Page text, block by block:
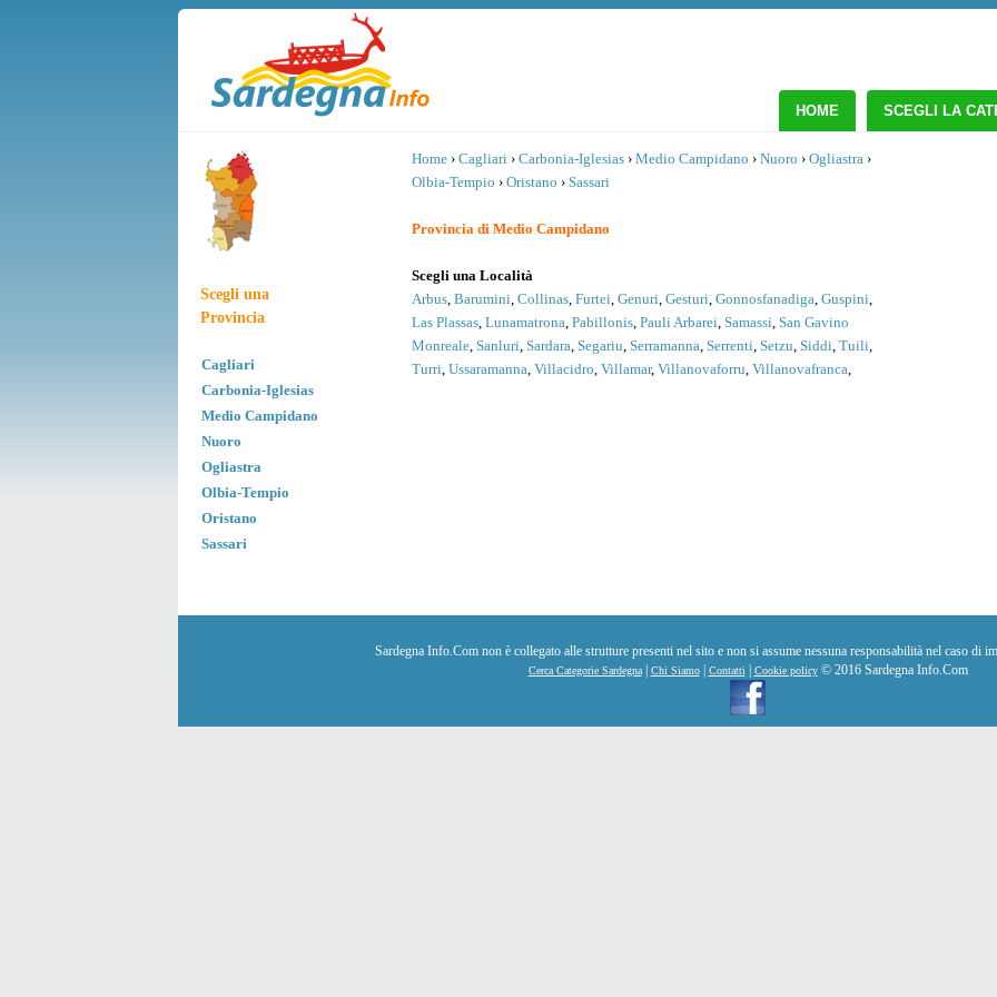
HOME SCEGLI LA
Scegli una
Provincia
Cagliari
Carbonia-Iglesias
Medio Campidano
Nuoro
Ogliastra
Olbia-Tempio
Oristano
Sassari
Home › Cagliari › Carbonia-Iglesias › Medio Campidano › Nuoro › Ogliastra ›
Olbia-Tempio › Oristano › Sassari
Provincia di Medio Campidano
Scegli una Località
Arbus, Barumini, Collinas, Furtei, Genuri, Gesturi, Gonnosfanadiga, Guspini,
Las Plassas, Lunamatrona, Pabillonis, Pauli Arbarei, Samassi, San Gavino
Monreale, Sanluri, Sardara, Segariu, Serramanna, Serrenti, Setzu, Siddi, Tuili,
Turri, Ussaramanna, Villacidro, Villamar, Villanovaforru, Villanovafranca,
Sardegna Info.Com non è collegato alle strutture presenti nel sito e non si assume nessuna responsabilità nel caso di
Cerca Categorie Sardegna| Chi Siamo| Contatti Cookie policy© 2016 Sardegna Info.Com